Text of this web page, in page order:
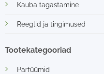
Kauba tagastamine
Reeglid ja tingimused
Tootekategooriad
Parfüümid